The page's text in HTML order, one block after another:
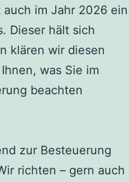
auch im Jahr 2026 ein
Dieser hält sich
klären wir diesen
was Sie im
beachten
zur Besteuerung
richten – gern auch